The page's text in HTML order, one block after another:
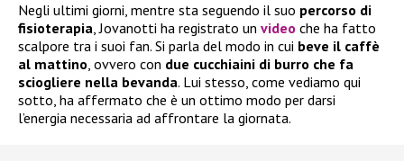
Negli ultimi giorni, mentre sta seguendo il suo percorso di
fisioterapia, Jovanotti ha registrato un video che ha fatto
scalpore tra i suoi fan. Si parla del modo in cui beve il caffè
al mattino, ovvero con due cucchiaini di burro che fa
sciogliere nella bevanda. Lui stesso, come vediamo qui
sotto, ha affermato che è un ottimo modo per darsi
l’energia necessaria ad affrontare la giornata.